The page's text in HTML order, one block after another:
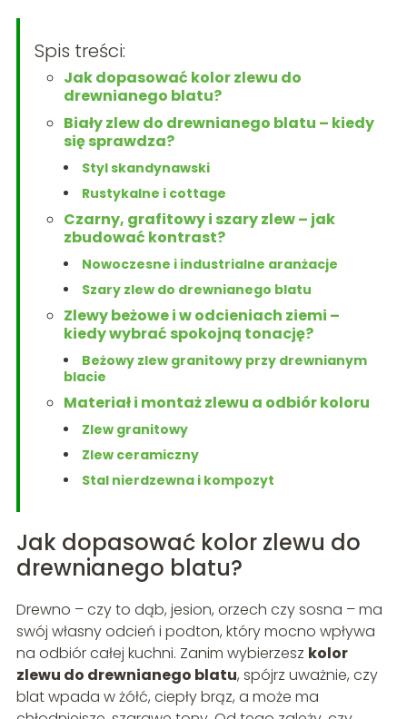
Spis treści:
Jak dopasować kolor zlewu do
drewnianego blatu?
Biały zlew do drewnianego blatu – kiedy
się sprawdza?
Styl skandynawski
Rustykalne i cottage
Czarny, grafitowy i szary zlew – jak
zbudować kontrast?
Nowoczesne i industrialne aranżacje
Szary zlew do drewnianego blatu
Zlewy beżowe i w odcieniach ziemi –
kiedy wybrać spokojną tonację?
Beżowy zlew granitowy przy drewnianym
blacie
Materiał i montaż zlewu a odbiór koloru
Zlew granitowy
Zlew ceramiczny
Stal nierdzewna i kompozyt
Jak dopasować kolor zlewu do
drewnianego blatu?
Drewno – czy to dąb, jesion, orzech czy sosna – ma
swój własny odcień i podton, który mocno wpływa
na odbiór całej kuchni. Zanim wybierzesz kolor
zlewu do drewnianego blatu, spójrz uważnie, czy
blat wpada w żółć, ciepły brąz, a może ma